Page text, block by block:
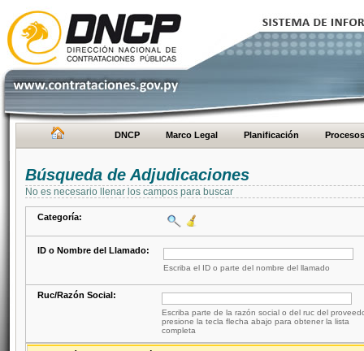
DNCP Marco Legal Planificación Procesos
Búsqueda de Adjudicaciones
No es necesario llenar los campos para buscar
Categoría:
ID o Nombre del Llamado:
Escriba el ID o parte del nombre del llamado
Ruc/Razón Social:
Escriba parte de la razón social o del ruc del
presione la tecla flecha abajo para obtener la lista
completa